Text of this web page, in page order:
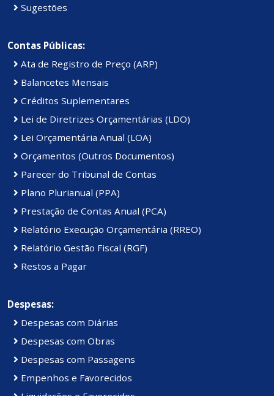
Sugestões
Contas Públicas:
Ata de Registro de Preço (ARP)
Balancetes Mensais
Créditos Suplementares
Lei de Diretrizes Orçamentárias (LDO)
Lei Orçamentária Anual (LOA)
Orçamentos (Outros Documentos)
Parecer do Tribunal de Contas
Plano Plurianual (PPA)
Prestação de Contas Anual (PCA)
Relatório Execução Orçamentária (RREO)
Relatório Gestão Fiscal (RGF)
Restos a Pagar
Despesas:
Despesas com Diárias
Despesas com Obras
Despesas com Passagens
Empenhos e Favorecidos